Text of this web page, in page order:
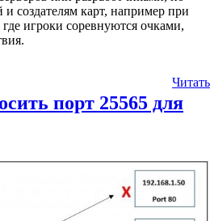
создателям карт, например при
игроки соревнуются очками,
Читать
порт 25565 для